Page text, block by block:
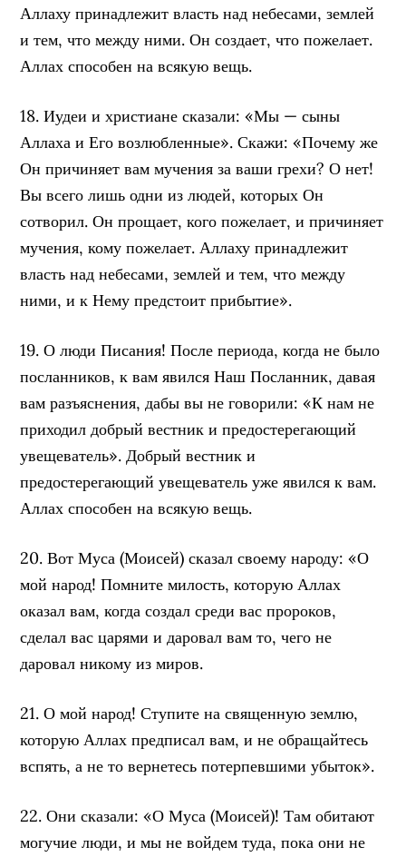
Аллаху принадлежит власть над небесами, землей
и тем, что между ними. Он создает, что пожелает.
Аллах способен на всякую вещь.
18. Иудеи и христиане сказали: «Мы — сыны
Аллаха и Его возлюбленные». Скажи: «Почему же
Он причиняет вам мучения за ваши грехи? О нет!
Вы всего лишь одни из людей, которых Он
сотворил. Он прощает, кого пожелает, и причиняет
мучения, кому пожелает. Аллаху принадлежит
власть над небесами, землей и тем, что между
ними, и к Нему предстоит прибытие».
19. О люди Писания! После периода, когда не было
посланников, к вам явился Наш Посланник, давая
вам разъяснения, дабы вы не говорили: «К нам не
приходил добрый вестник и предостерегающий
увещеватель». Добрый вестник и
предостерегающий увещеватель уже явился к вам.
Аллах способен на всякую вещь.
20. Вот Муса (Моисей) сказал своему народу: «О
мой народ! Помните милость, которую Аллах
оказал вам, когда создал среди вас пророков,
сделал вас царями и даровал вам то, чего не
даровал никому из миров.
21. О мой народ! Ступите на священную землю,
которую Аллах предписал вам, и не обращайтесь
вспять, а не то вернетесь потерпевшими убыток».
22. Они сказали: «О Муса (Моисей)! Там обитают
могучие люди, и мы не войдем туда, пока они не